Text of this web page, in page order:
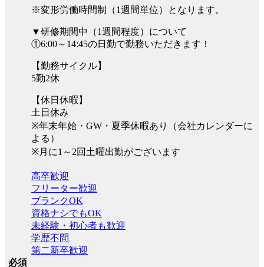
※変形労働時間制（1週間単位）となります。
▼研修期間中（1週間程度）について
①6:00～14:45の日勤で勤務いただきます！
【勤務サイクル】
5勤2休
【休日休暇】
土日休み
※年末年始・GW・夏季休暇あり（会社カレンダーに
よる）
※月に1～2回土曜出勤がございます
必須
高卒歓迎
フリーター歓迎
ブランクOK
資格ナシでもOK
未経験・初心者も歓迎
学歴不問
第二新卒歓迎